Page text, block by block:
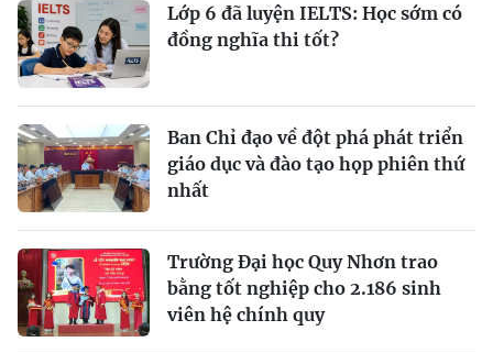
Lớp 6 đã luyện IELTS: Học sớm có
đồng nghĩa thi tốt?
Ban Chỉ đạo về đột phá phát triển
giáo dục và đào tạo họp phiên thứ
nhất
Trường Đại học Quy Nhơn trao
bằng tốt nghiệp cho 2.186 sinh
viên hệ chính quy